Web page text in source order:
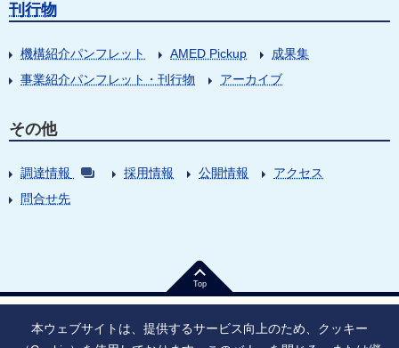
刊行物
機構紹介パンフレット AMED Pickup
成果集
事業紹介パンフレット・刊行物
アーカイブ
その他
調達情報 採用情報 公開情報
アクセス
問合せ先
Top
本ウェブサイトは、提供するサービス向上のため、クッキー